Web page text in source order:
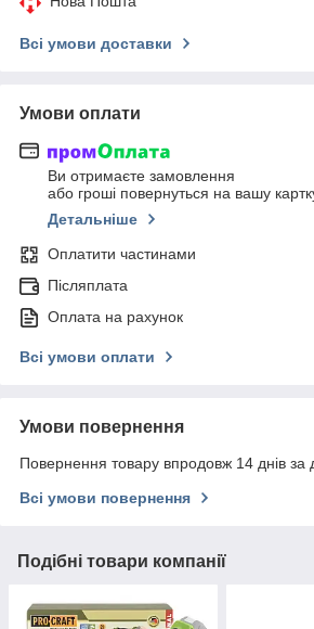
Всі умови доставки
Умови оплати
Ви отримаєте замовлення
або гроші повернуться на вашу
Детальніше
Оплатити частинами
Післяплата
Оплата на рахунок
Всі умови оплати
Умови повернення
Повернення товару впродовж 14 днів за
Всі умови повернення
Подібні товари компанії